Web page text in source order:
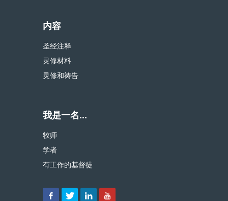
内容
圣经注释
灵修材料
灵修和祷告
我是一名...
牧师
学者
有工作的基督徒